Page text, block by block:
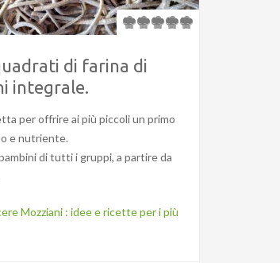
di farina di
integrale.
per offrire ai più piccoli un primo
e nutriente.
di tutti i gruppi, a partire da
Mozziani : idee e ricette per i più